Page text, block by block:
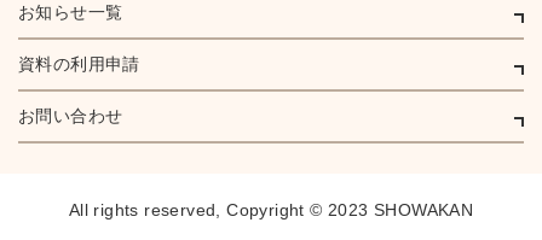
お知らせ一覧
資料の利用申請
お問い合わせ
All rights reserved,Copyright © 2023 SHOWAKAN